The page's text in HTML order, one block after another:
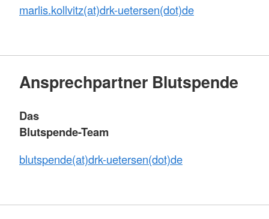
marlis.kollvitz(at)drk-uetersen(dot)de
Ansprechpartner Blutspende
Das
Blutspende-Team
blutspende(at)drk-uetersen(dot)de